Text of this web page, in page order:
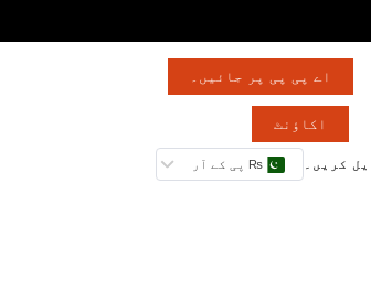
اے پی پی پر جائیں۔
اکاؤنٹ
کریں۔ ₨ پی کے آر